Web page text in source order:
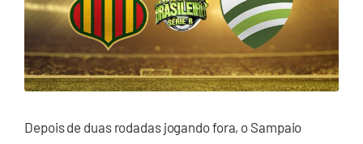
Depois de duas rodadas jogando fora, o Sampaio